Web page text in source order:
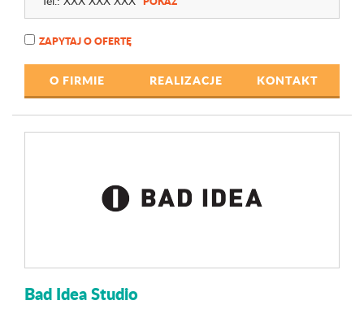
ZAPYTAJ O OFERTĘ
O FIRMIE REALIZACJE KONTAKT
Bad Idea Studio